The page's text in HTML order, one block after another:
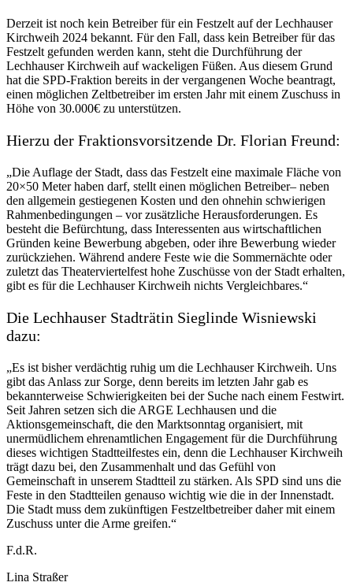
Derzeit ist noch kein Betreiber für ein Festzelt auf der Lechhauser
Kirchweih 2024 bekannt. Für den Fall, dass kein Betreiber für das
Festzelt gefunden werden kann, steht die Durchführung der
Lechhauser Kirchweih auf wackeligen Füßen. Aus diesem Grund
hat die SPD-Fraktion bereits in der vergangenen Woche beantragt,
einen möglichen Zeltbetreiber im ersten Jahr mit einem Zuschuss in
Höhe von 30.000€ zu unterstützen.
Hierzu der Fraktionsvorsitzende Dr. Florian Freund:
„Die Auflage der Stadt, dass das Festzelt eine maximale Fläche von
20×50 Meter haben darf, stellt einen möglichen Betreiber– neben
den allgemein gestiegenen Kosten und den ohnehin schwierigen
Rahmenbedingungen – vor zusätzliche Herausforderungen. Es
besteht die Befürchtung, dass Interessenten aus wirtschaftlichen
Gründen keine Bewerbung abgeben, oder ihre Bewerbung wieder
zurückziehen. Während andere Feste wie die Sommernächte oder
zuletzt das Theaterviertelfest hohe Zuschüsse von der Stadt erhalten,
gibt es für die Lechhauser Kirchweih nichts Vergleichbares.“
Die Lechhauser Stadträtin Sieglinde Wisniewski
dazu:
„Es ist bisher verdächtig ruhig um die Lechhauser Kirchweih. Uns
gibt das Anlass zur Sorge, denn bereits im letzten Jahr gab es
bekannterweise Schwierigkeiten bei der Suche nach einem Festwirt.
Seit Jahren setzen sich die ARGE Lechhausen und die
Aktionsgemeinschaft, die den Marktsonntag organisiert, mit
unermüdlichem ehrenamtlichen Engagement für die Durchführung
dieses wichtigen Stadtteilfestes ein, denn die Lechhauser Kirchweih
trägt dazu bei, den Zusammenhalt und das Gefühl von
Gemeinschaft in unserem Stadtteil zu stärken. Als SPD sind uns die
Feste in den Stadtteilen genauso wichtig wie die in der Innenstadt.
Die Stadt muss dem zukünftigen Festzeltbetreiber daher mit einem
Zuschuss unter die Arme greifen.“
F.d.R.
Lina Straßer